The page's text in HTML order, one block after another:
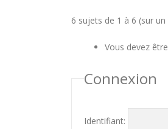
6 sujets de 1 à 6 (sur
Vous devez
Connexion
Identifiant: